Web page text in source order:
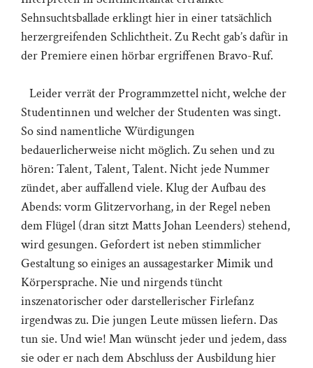
Sehnsuchtsballade erklingt hier in einer tatsächlich
herzergreifenden Schlichtheit. Zu Recht gab’s dafür in
der Premiere einen hörbar ergriffenen Bravo-Ruf.
Leider verrät der Programmzettel nicht, welche der
Studentinnen und welcher der Studenten was singt.
So sind namentliche Würdigungen
bedauerlicherweise nicht möglich. Zu sehen und zu
hören: Talent, Talent, Talent. Nicht jede Nummer
zündet, aber auffallend viele. Klug der Aufbau des
Abends: vorm Glitzervorhang, in der Regel neben
dem Flügel (dran sitzt Matts Johan Leenders) stehend,
wird gesungen. Gefordert ist neben stimmlicher
Gestaltung so einiges an aussagestarker Mimik und
Körpersprache. Nie und nirgends tüncht
inszenatorischer oder darstellerischer Firlefanz
irgendwas zu. Die jungen Leute müssen liefern. Das
tun sie. Und wie! Man wünscht jeder und jedem, dass
sie oder er nach dem Abschluss der Ausbildung hier